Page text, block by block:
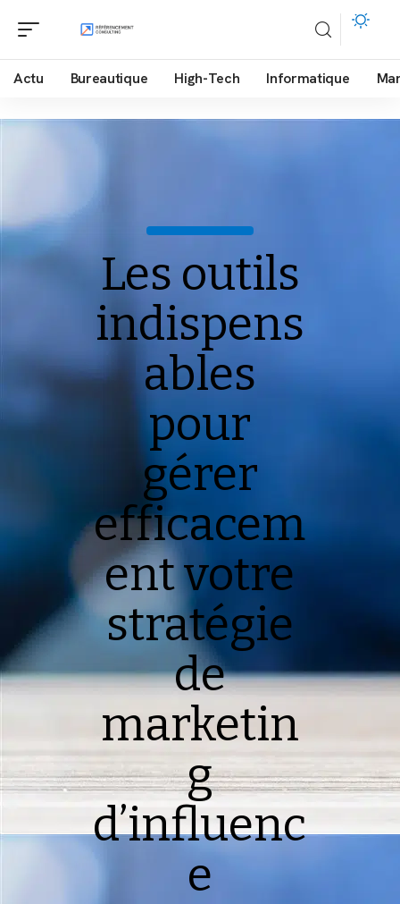
Actu Bureautique High-Tech Informatique
Les outils
indispens
ables
pour
gérer
efficacem
ent votre
stratégie
de
marketin
g
d’influenc
e